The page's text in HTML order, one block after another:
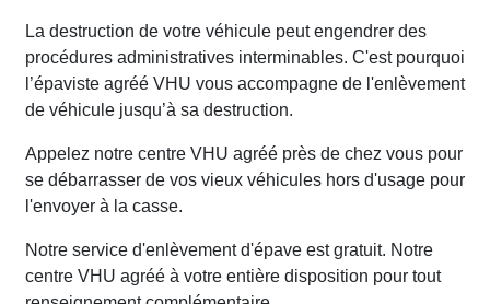
La destruction de votre véhicule peut engendrer des
procédures administratives interminables. C'est pourquoi
l’épaviste agréé VHU vous accompagne de l'enlèvement
de véhicule jusqu’à sa destruction.
Appelez notre centre VHU agréé près de chez vous pour
se débarrasser de vos vieux véhicules hors d'usage pour
l'envoyer à la casse.
Notre service d'enlèvement d'épave est gratuit. Notre
centre VHU agréé à votre entière disposition pour tout